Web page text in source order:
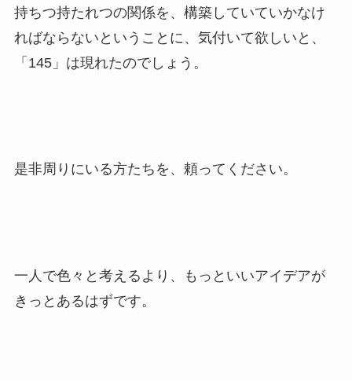
持ちつ持たれつの関係を、構築していていかなけ
ればならないということに、気付いて欲しいと、
「145」は現れたのでしょう。
是非周りにいる方たちを、頼ってください。
一人で色々と考えるより、もっといいアイデアが
きっとあるはずです。